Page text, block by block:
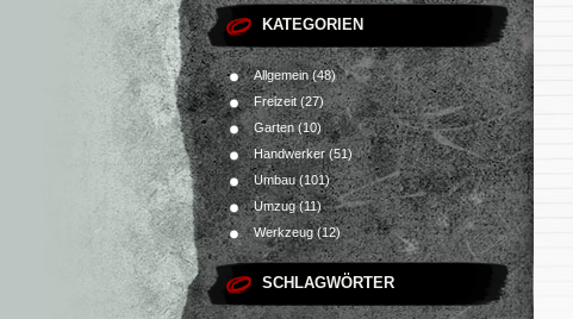
KATEGORIEN
Allgemein(48)
Freizeit (27)
Garten(10)
Handwerker(51)
Umbau(101)
Umzug(11)
Werkzeug(12)
SCHLAGWÖRTER